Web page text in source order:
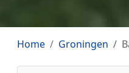
Home Groningen